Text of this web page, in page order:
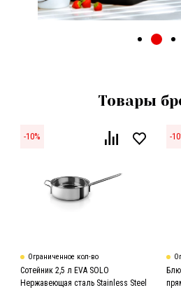
Товары
-10%
Ограниченное кол-во
Сотейник 2,5 л EVA SOLO
Нержавеющая сталь Stainless Steel
-10